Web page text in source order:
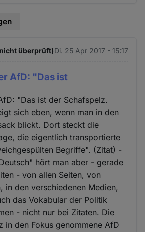
überprüft)Di. 25 Apr 2017 - 15:17
AfD: "Das ist
"Das ist der Schafspelz.
sich eben, wenn man in den
blickt. Dort steckt die
die eigentlich transportierte
Begriffe". (Zitat) -
hört man aber - gerade
- von allen Seiten, von
in den verschiedenen Medien,
das Vokabular der Politik
- nicht nur bei Zitaten. Die
in den Fokus genommene AfD